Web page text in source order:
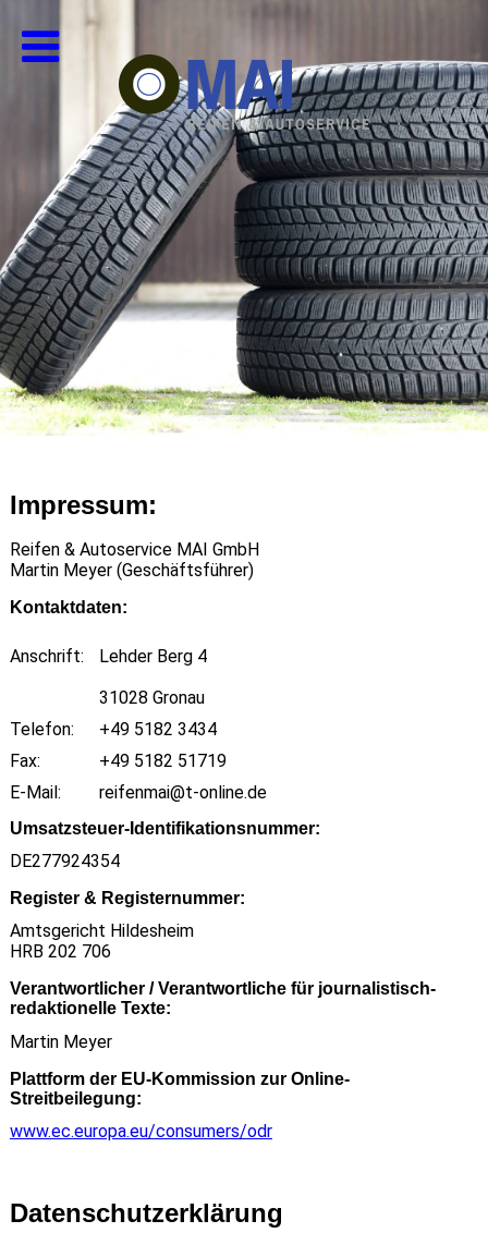
Impressum:
Reifen & Autoservice MAI GmbH
Martin Meyer (Geschäftsführer)
Kontaktdaten:
Anschrift:
Lehder Berg 4
31028 Gronau
Telefon:
+49 5182 3434
Fax:
+49 5182 51719
E-Mail:
reifenmai@t-online.de
Umsatzsteuer-Identifikationsnummer:
DE277924354
Register & Registernummer:
Amtsgericht Hildesheim
HRB 202 706
Verantwortlicher / Verantwortliche für journalistisch-
redaktionelle Texte:
Martin Meyer
Plattform der EU-Kommission zur Online-
Streitbeilegung:
www.ec.europa.eu/consumers/odr
Datenschutz­erklärung